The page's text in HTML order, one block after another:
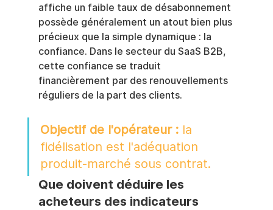
affiche un faible taux de désabonnement
possède généralement un atout bien plus
précieux que la simple dynamique : la
confiance. Dans le secteur du SaaS B2B,
cette confiance se traduit
financièrement par des renouvellements
réguliers de la part des clients.
Objectif de l'opérateur : la
fidélisation est l'adéquation
produit-marché sous contrat.
Que doivent déduire les
acheteurs des indicateurs